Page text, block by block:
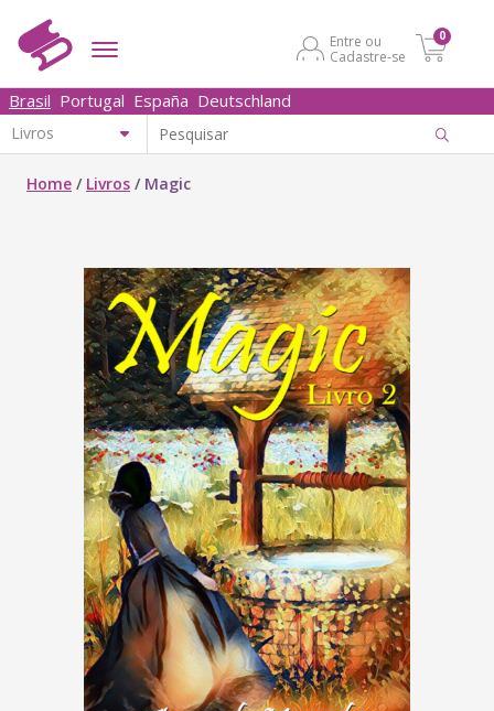
Entre ou
Cadastre-se
0
Brasil Portugal España Deutschland
Home / Livros / Magic